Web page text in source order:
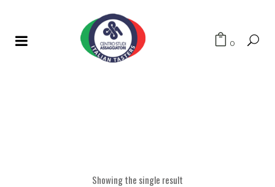
0
Showing the single result